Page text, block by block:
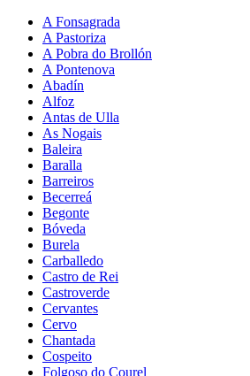
A Fonsagrada
A Pastoriza
A Pobra do Brollón
A Pontenova
Abadín
Alfoz
Antas de Ulla
As Nogais
Baleira
Baralla
Barreiros
Becerreá
Begonte
Bóveda
Burela
Carballedo
Castro de Rei
Castroverde
Cervantes
Cervo
Chantada
Cospeito
Folgoso do Courel